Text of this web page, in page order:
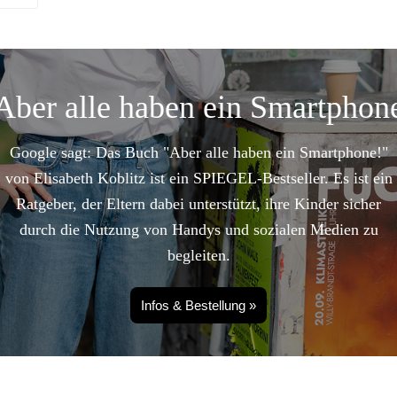
alle haben ein
Google sagt: Das Buch "Aber alle haben ein Smartphone!"
von Elisabeth Koblitz ist ein SPIEGEL-Bestseller. Es ist ein
Ratgeber, der Eltern dabei unterstützt, ihre Kinder sicher
durch die Nutzung von Handys und sozialen Medien zu
begleiten.
Infos & Bestellung »